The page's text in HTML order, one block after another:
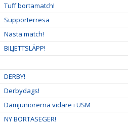
Tuff bortamatch!
Supporterresa
Nästa match!
BILJETTSLÄPP!
DERBY!
Derbydags!
Damjuniorerna vidare i USM
NY BORTASEGER!